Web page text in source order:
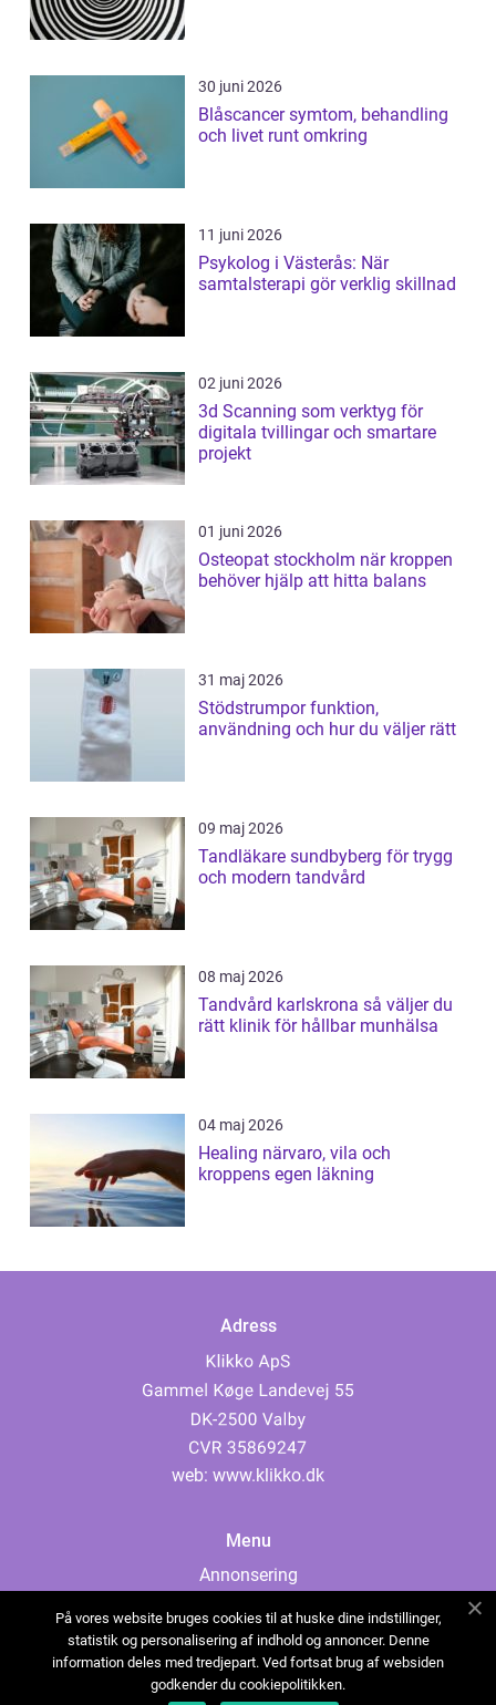
30 juni 2026
Blåscancer symtom, behandling
och livet runt omkring
11 juni 2026
Psykolog i Västerås: När
samtalsterapi gör verklig skillnad
02 juni 2026
3d Scanning som verktyg för
digitala tvillingar och smartare
projekt
01 juni 2026
Osteopat stockholm när kroppen
behöver hjälp att hitta balans
31 maj 2026
Stödstrumpor funktion,
användning och hur du väljer rätt
09 maj 2026
Tandläkare sundbyberg för trygg
och modern tandvård
08 maj 2026
Tandvård karlskrona så väljer du
rätt klinik för hållbar munhälsa
04 maj 2026
Healing närvaro, vila och
kroppens egen läkning
Adress
web: www.klikko.dk
Menu
Annonsering
Cookies
Kontakta oss
Sitemap
På vores website bruges cookies til at huske dine indstillinger,
statistik og personalisering af indhold og annoncer. Denne
information deles med tredjepart. Ved fortsat brug af websiden
godkender du cookiepolitikken.